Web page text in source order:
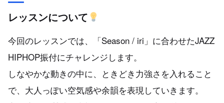
レッスンについて
今回のレッスンでは、「Season / iri」に合わせたJAZZ
HIPHOP振付にチャレンジします。
しなやかな動きの中に、ときどき力強さを入れること
で、大人っぽい空気感や余韻を表現していきます。